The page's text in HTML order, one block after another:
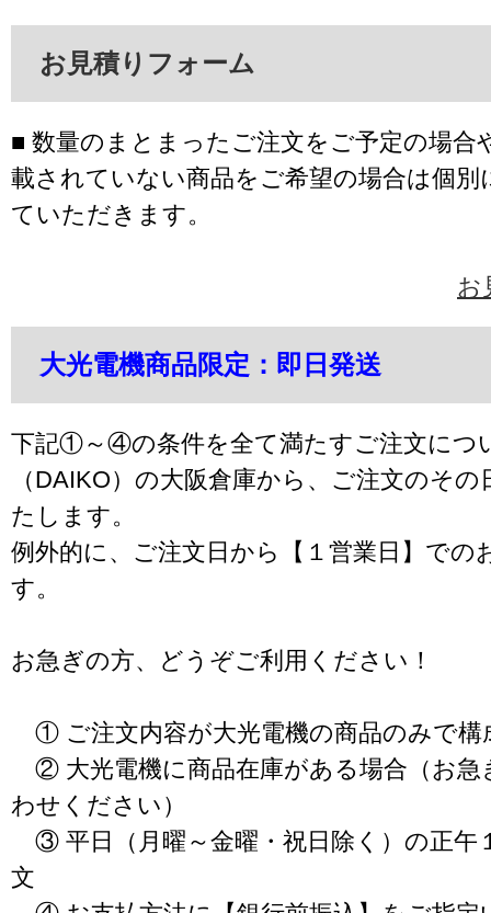
お見積りフォーム
■ 数量のまとまったご注文をご予定の場合
載されていない商品をご希望の場合は個別
ていただきます。
お
大光電機商品限定：即日発送
下記①～④の条件を全て満たすご注文につ
（DAIKO）の大阪倉庫から、ご注文のそ
たします。
例外的に、ご注文日から【１営業日】での
す。
お急ぎの方、どうぞご利用ください！
① ご注文内容が大光電機の商品のみで構
② 大光電機に商品在庫がある場合（お急
わせください）
③ 平日（月曜～金曜・祝日除く）の正午
文